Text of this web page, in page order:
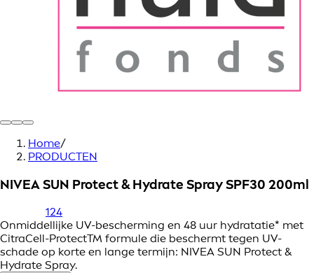
Home/
PRODUCTEN
NIVEA SUN Protect & Hydrate Spray SPF30 200ml
124
Onmiddellijke UV-bescherming en 48 uur hydratatie* met
CitraCell-ProtectTM formule die beschermt tegen UV-
schade op korte en lange termijn: NIVEA SUN Protect &
Hydrate Spray.